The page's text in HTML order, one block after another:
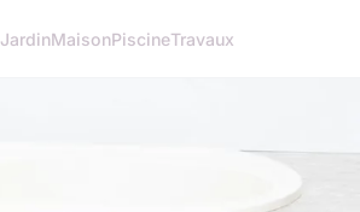
JardinMaisonPiscineTravaux